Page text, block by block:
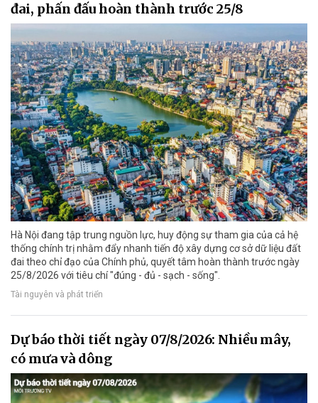
đai, phấn đấu hoàn thành trước 25/8
Hà Nội đang tập trung nguồn lực, huy động sự tham gia của cả hệ
thống chính trị nhằm đẩy nhanh tiến độ xây dựng cơ sở dữ liệu đất
đai theo chỉ đạo của Chính phủ, quyết tâm hoàn thành trước ngày
25/8/2026 với tiêu chí "đúng - đủ - sạch - sống".
Tài nguyên và phát triển
Dự báo thời tiết ngày 07/8/2026: Nhiều mây,
có mưa và dông